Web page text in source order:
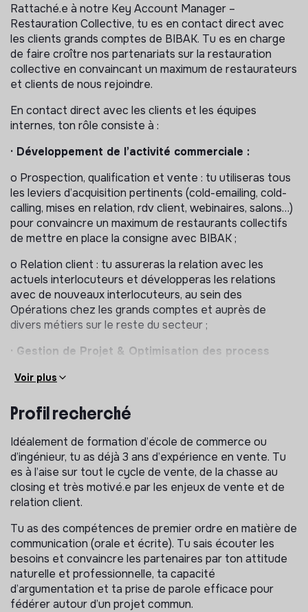
Rattaché.e à notre Key Account Manager –
Restauration Collective, tu es en contact direct avec
les clients grands comptes de BIBAK. Tu es en charge
de faire croître nos partenariats sur la restauration
collective en convaincant un maximum de restaurateurs
et clients de nous rejoindre.
En contact direct avec les clients et les équipes
internes, ton rôle consiste à :
· Développement de l’activité commerciale :
o Prospection, qualification et vente : tu utiliseras tous
les leviers d’acquisition pertinents (cold-emailing, cold-
calling, mises en relation, rdv client, webinaires, salons…)
pour convaincre un maximum de restaurants collectifs
de mettre en place la consigne avec BIBAK ;
o Relation client : tu assureras la relation avec les
actuels interlocuteurs et développeras les relations
avec de nouveaux interlocuteurs, au sein des
Opérations chez les grands comptes et auprès de
divers métiers sur le reste du secteur ;
· Gestion de Projet & Optimisation des process
process existants au sein de l’équipe Sales et avec les
autres services en interne, et mèneras à bien des
projets prioritaires pour BIBAK ;
o Travail en équipe : tu assureras des passations
efficaces et travailleras en “cross-team" avec le Key
Account Manager et la Team Opérations, tout au long
du cycle de vente et de vie du client ;
o Tu seras le référent et le point d’entrée du métier
“Business Development” en interne (Produit,
Communication, Opérations).
Voir plus
Profil recherché
Idéalement de formation d’école de commerce ou
d’ingénieur, tu as déjà 3 ans d’expérience en vente. Tu
es à l’aise sur tout le cycle de vente, de la chasse au
closing et très motivé.e par les enjeux de vente et de
relation client.
Tu as des compétences de premier ordre en matière de
communication (orale et écrite). Tu sais écouter les
besoins et convaincre les partenaires par ton attitude
naturelle et professionnelle, ta capacité
d’argumentation et ta prise de parole efficace pour
fédérer autour d’un projet commun.